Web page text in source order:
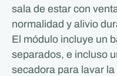
sala de estar con
normalidad y alivio
El módulo incluye un
separados, e incluso
secadora para lavar